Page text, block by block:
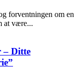
forventningen om en
at være...
– Ditte